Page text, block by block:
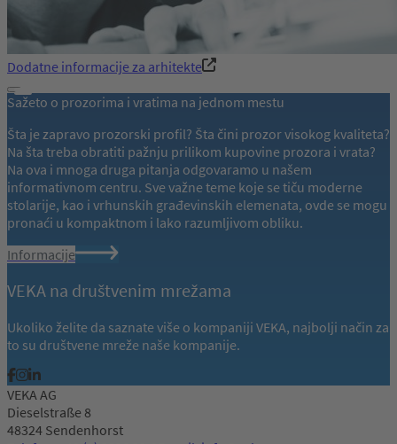
Dodatne informacije za arhitekte
Sažeto o prozorima i vratima na jednom mestu
Šta je zapravo prozorski profil? Šta čini prozor visokog kvaliteta?
Na šta treba obratiti pažnju prilikom kupovine prozora i vrata?
Na ova i mnoga druga pitanja odgovaramo u našem
informativnom centru. Sve važne teme koje se tiču moderne
stolarije, kao i vrhunskih građevinskih elemenata, ovde se mogu
pronaći u kompaktnom i lako razumljivom obliku.
Informacije
VEKA na društvenim mrežama
Ukoliko želite da saznate više o kompaniji VEKA, najbolji način za
to su društvene mreže naše kompanije.
VEKA AG
Dieselstraße 8
48324 Sendenhorst